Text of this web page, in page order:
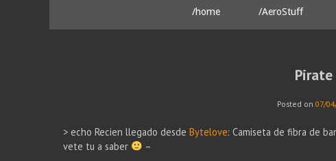
/home /AeroStuff
Posted on 07/
> echo Recien llegado desdeBytelove: Camiseta de fibra de
vete tu a saber
–